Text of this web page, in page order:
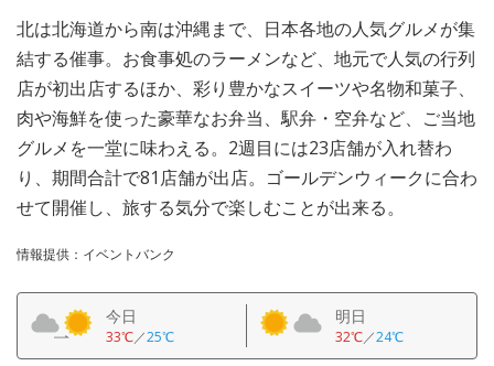
北は北海道から南は沖縄まで、日本各地の人気グルメが集
結する催事。お食事処のラーメンなど、地元で人気の行列
店が初出店するほか、彩り豊かなスイーツや名物和菓子、
肉や海鮮を使った豪華なお弁当、駅弁・空弁など、ご当地
グルメを一堂に味わえる。2週目には23店舗が入れ替わ
り、期間合計で81店舗が出店。ゴールデンウィークに合わ
せて開催し、旅する気分で楽しむことが出来る。
情報提供：イベントバンク
今日
33℃／25℃
明日
32℃／24℃